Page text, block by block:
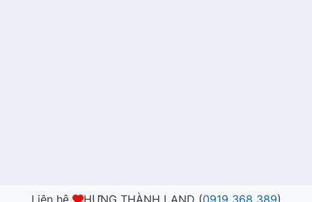
Liên hệ HƯNG THÀNH LAND (0919 368 389)